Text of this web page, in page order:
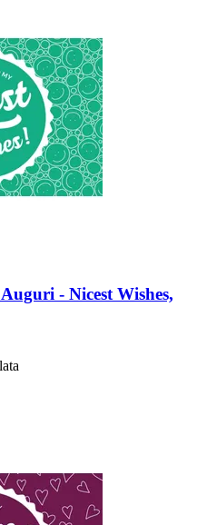
-​ Nicest Wishes,